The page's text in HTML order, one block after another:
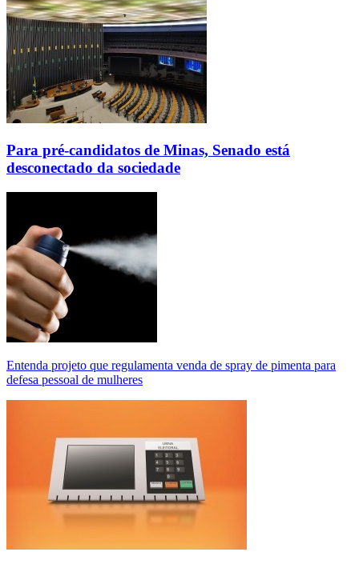
Para pré-candidatos de Minas, Senado está
desconectado da sociedade
Entenda projeto que regulamenta venda de spray de pimenta para
defesa pessoal de mulheres